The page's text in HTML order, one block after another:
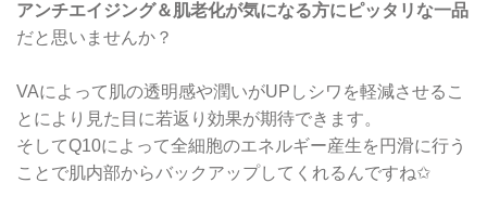
アンチエイジング＆肌老化が気になる方にピッタリな一品
だと思いませんか？
VAによって肌の透明感や潤いがUPしシワを軽減させるこ
とにより見た目に若返り効果が期待できます。
そしてQ10によって全細胞のエネルギー産生を円滑に行う
ことで肌内部からバックアップしてくれるんですね✩